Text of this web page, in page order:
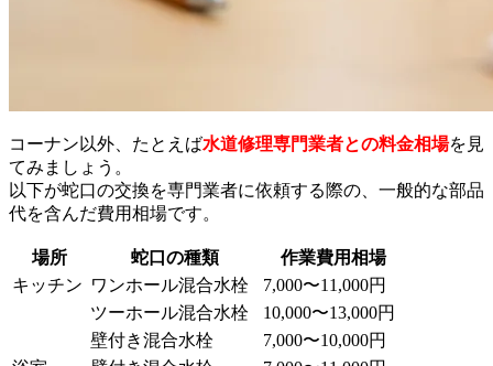
コーナン以外、たとえば水道修理専門業者との料金相場を見
てみましょう。
以下が蛇口の交換を専門業者に依頼する際の、一般的な部品
代を含んだ費用相場です。
場所 蛇口の種類
作業費用相場
キッチン ワンホール混合水栓
7,000〜11,000円
ツーホール混合水栓
10,000〜13,000円
壁付き混合水栓
7,000〜10,000円